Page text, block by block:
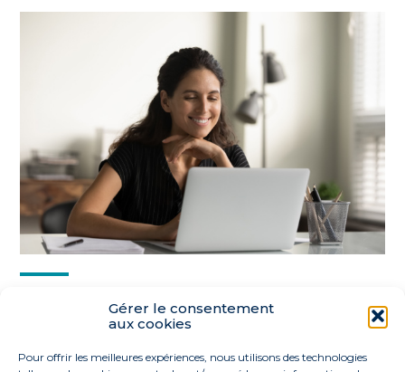
Gérer le consentement
aux cookies
Pour offrir les meilleures expériences, nous utilisons des technologies
FaceBook
TwitterLinkedIn